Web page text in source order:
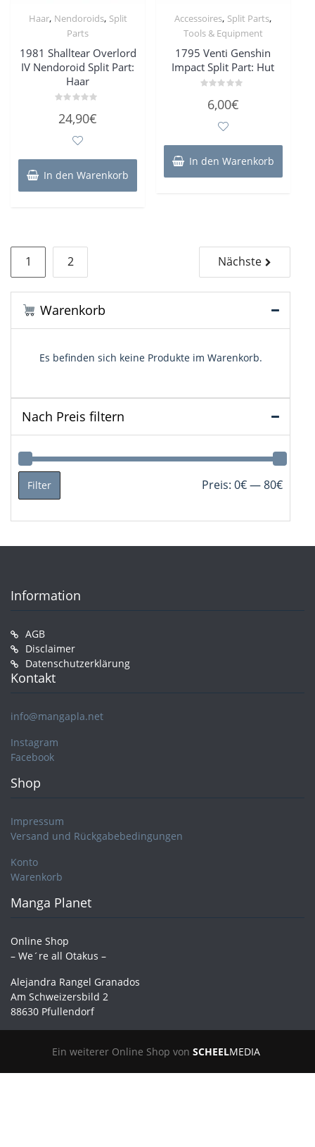
Haar, Nendoroids, Split
Parts
1981 Shalltear Overlord
IV Nendoroid Split Part:
Haar
mit
24,90€
In den Warenkorb
Accessoires, Split Parts,
Tools & Equipment
1795 Venti Genshin
Impact Split Part: Hut
mit6,00€
In den Warenkorb
Seitennummerierung
der
Beiträge
1 2 Nächste
Warenkorb
Es befinden sich keine Produkte im Warenkorb.
Nach Preis filtern
Min.
Max.
Filter Preis: 0€—80€
Information
AGB
Disclaimer
Datenschutzerklärung
Kontakt
info@mangapla.net
Instagram
Facebook
Shop
Impressum
Versand und Rückgabebedingungen
Konto
Warenkorb
Manga Planet
Online Shop
– We´re all Otakus –
Alejandra Rangel Granados
Am Schweizersbild 2
88630 Pfullendorf
Ein weiterer Online Shop von SCHEELMEDIA